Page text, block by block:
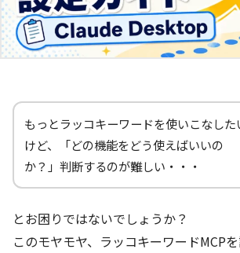
もっとラッコキーワードを使いこなした
けど、「どの機能をどう使えばいいの
か？」判断するのが難しい・・・
とお困りではないでしょうか？
このモヤモヤ、ラッコキーワードMCP